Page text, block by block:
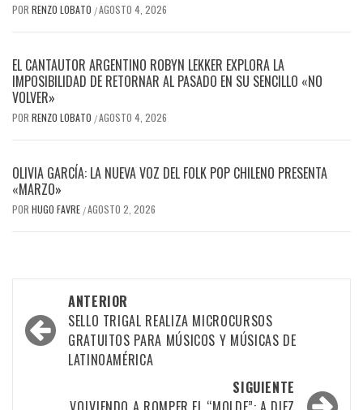
POR RENZO LOBATO /AGOSTO 4, 2026
EL CANTAUTOR ARGENTINO ROBYN LEKKER EXPLORA LA
IMPOSIBILIDAD DE RETORNAR AL PASADO EN SU SENCILLO «NO
VOLVER»
POR RENZO LOBATO /AGOSTO 4, 2026
OLIVIA GARCÍA: LA NUEVA VOZ DEL FOLK POP CHILENO PRESENTA
«MARZO»
POR HUGO FAVRE /AGOSTO 2, 2026
Navegación
por
las
ANTERIOR
SELLO TRIGAL REALIZA MICROCURSOS
GRATUITOS PARA MÚSICOS Y MÚSICAS DE
LATINOAMÉRICA
SIGUIENTE